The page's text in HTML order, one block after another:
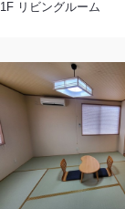
1F リビングルーム